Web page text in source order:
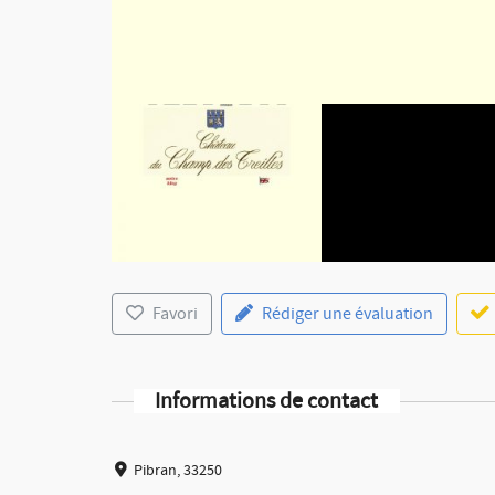
Favori Rédiger une évaluation
Informations de contact
Pibran, 33250